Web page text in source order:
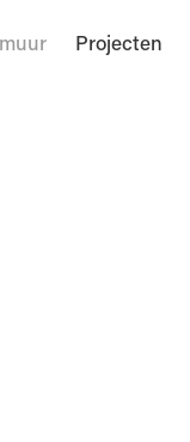
Projecten